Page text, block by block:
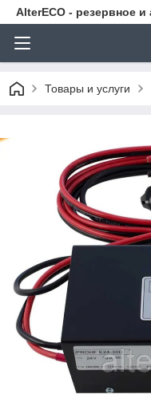
AlterECO - резервное
Товары и услуги